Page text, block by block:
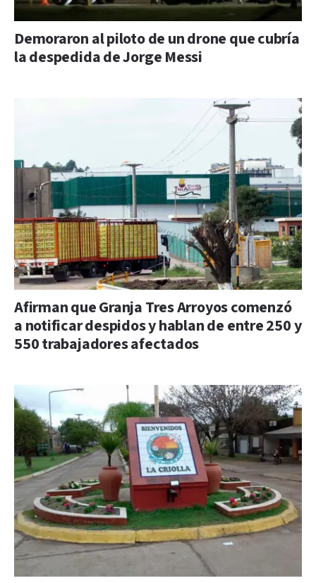
Demoraron al piloto de un drone que cubría
la despedida de Jorge Messi
Afirman que Granja Tres Arroyos comenzó
a notificar despidos y hablan de entre 250 y
550 trabajadores afectados